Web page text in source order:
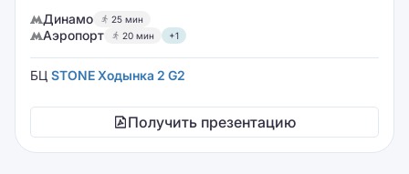
Динамо 25 мин
Аэропорт 20 мин +1
БЦ STONE Ходынка 2 G2
Получить презентацию